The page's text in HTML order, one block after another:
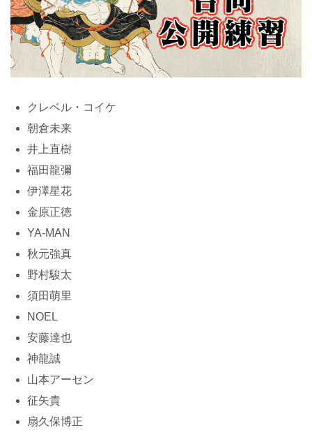
クレベル・コイケ
朝倉未来
井上直樹
福⽥⿓彌
伊澤星花
⾦原正徳
YA-MAN
秋元強真
野村駿太
須⽥萌⾥
NOEL
安藤達也
神⿓誠
⼭本アーセン
征⽮貴
扇久保博正